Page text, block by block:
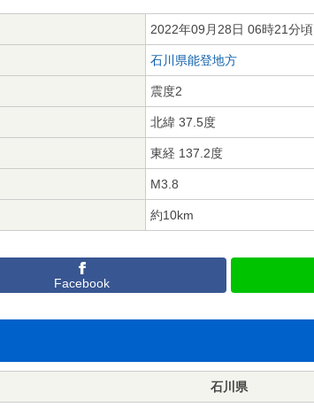
2022年09月28日 06時21分頃
石川県能登地方
震度2
北緯 37.5度
東経 137.2度
M3.8
約10km
Facebook
石川県